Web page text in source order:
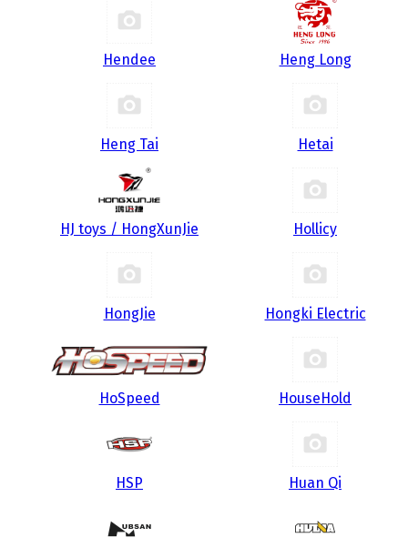
Hendee Heng Long
Heng Tai Hetai
HJ toys / HongXunJie Hollicy
HongJie Hongki Electric
HoSpeed HouseHold
HSP Huan Qi